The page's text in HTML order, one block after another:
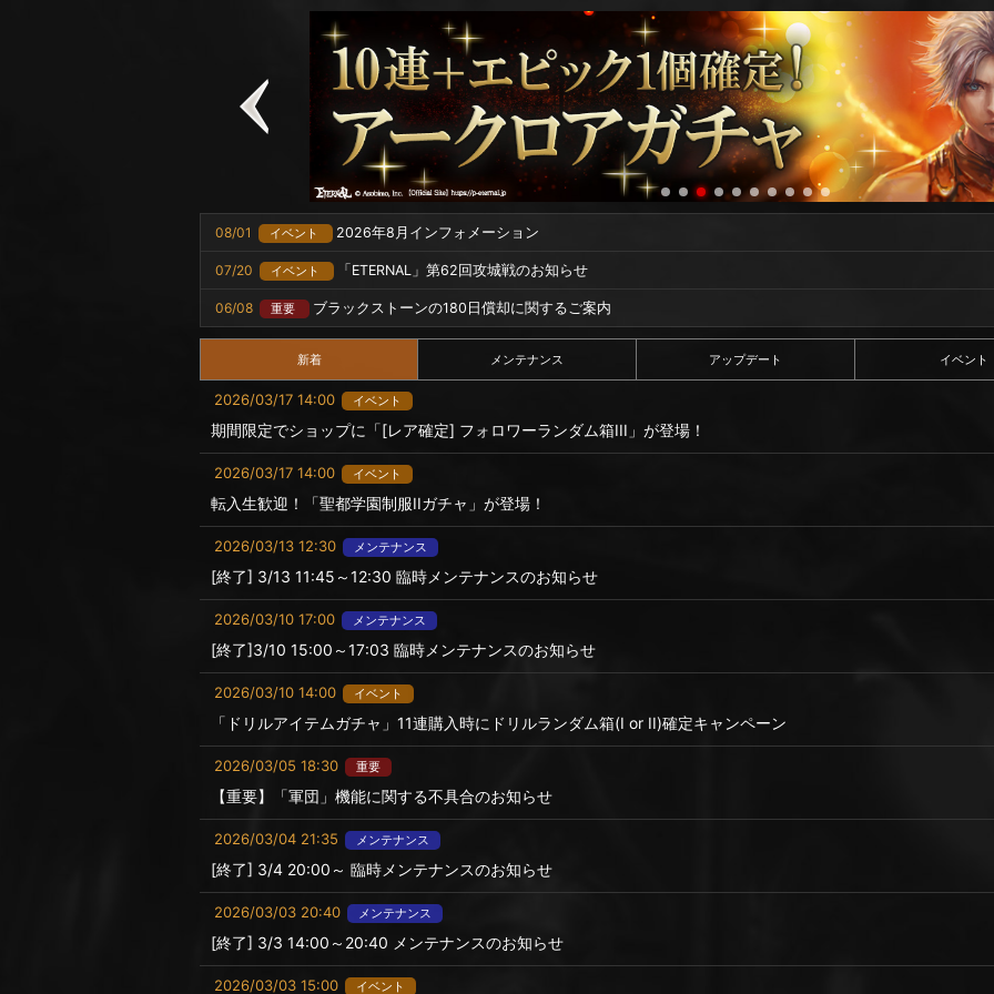
08/01 イベント 2026年8月インフォメーション
07/20 イベント 「ETERNAL」第62回攻城戦のお知らせ
06/08 重要 ブラックストーンの180日償却に関するご案内
新着 メンテナンス アップデート イベント
2026/03/17 14:00 イベント
期間限定でショップに「[レア確定] フォロワーランダム箱III」が登場！
2026/03/17 14:00 イベント
転入生歓迎！「聖都学園制服IIガチャ」が登場！
2026/03/13 12:30 メンテナンス
[終了] 3/13 11:45～12:30 臨時メンテナンスのお知らせ
2026/03/10 17:00 メンテナンス
[終了]3/10 15:00～17:03 臨時メンテナンスのお知らせ
2026/03/10 14:00 イベント
「ドリルアイテムガチャ」11連購入時にドリルランダム箱(I or II)確定キャンペーン
2026/03/05 18:30 重要
【重要】「軍団」機能に関する不具合のお知らせ
2026/03/04 21:35 メンテナンス
[終了] 3/4 20:00～ 臨時メンテナンスのお知らせ
2026/03/03 20:40 メンテナンス
[終了] 3/3 14:00～20:40 メンテナンスのお知らせ
2026/03/03 15:00 イベント